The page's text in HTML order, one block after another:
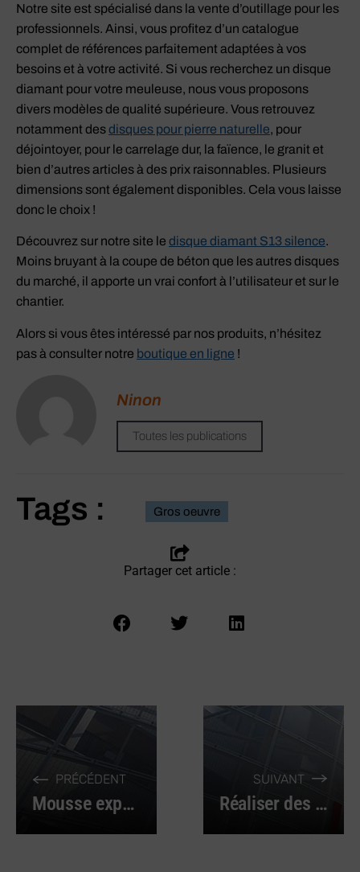
Notre site est spécialisé dans la vente d’outillage pour les
professionnels. Ainsi, vous profitez d’un catalogue
complet de références parfaitement adaptées à vos
besoins et à votre activité. Si vous recherchez un disque
diamant pour votre meuleuse, nous vous proposons
divers modèles de qualité supérieure. Vous retrouvez
notamment desdisques pour pierre naturelle, pour
déjointoyer, pour le carrelage dur, la faïence, le granit et
bien d’autres articles à des prix raisonnables. Plusieurs
dimensions sont également disponibles. Cela vous laisse
donc le choix !
Découvrez sur notre site le disque diamant S13 silence.
Moins bruyant à la coupe de béton que les autres disques
du marché, il apporte un vrai confort à l’utilisateur et sur le
chantier.
Alors si vous êtes intéressé par nos produits, n’hésitez
pas à consulter notre boutique en ligne !
Ninon
Toutes les publications
Tags : Gros oeuvre
Partager cet article :
PRÉCÉDENT
Mousse expansive pour renforcer l’isolation des bâtiments
SUIVANT
Réaliser des coupes droites et précises grâce à la scie sauteuse sur accu 18V !